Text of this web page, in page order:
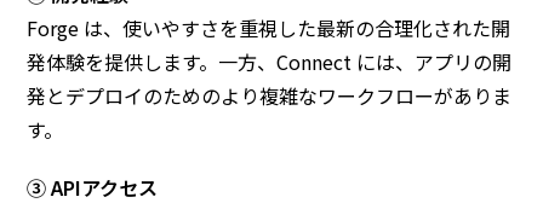
Forge は、使いやすさを重視した最新の合理化された開
発体験を提供します。一方、Connect には、アプリの開
発とデプロイのためのより複雑なワークフローがありま
す。
③ APIアクセス